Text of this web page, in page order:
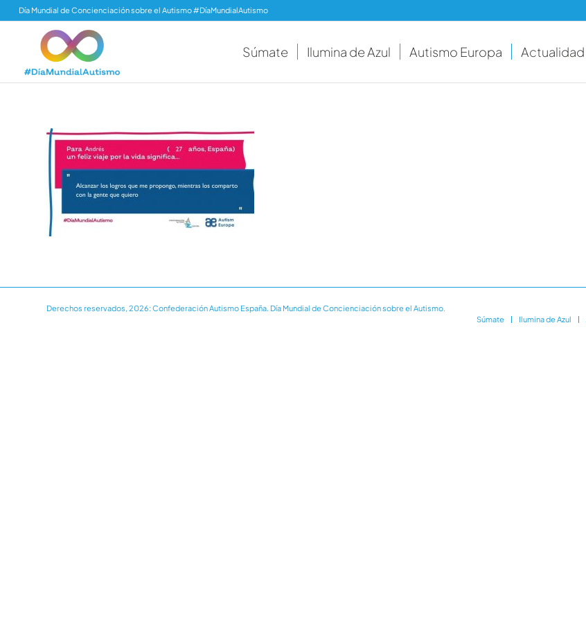
Día Mundial de Concienciación sobre el Autismo #DíaMundialAutismo
Súmate Ilumina de Azul Autismo Europa Actualidad
Derechos reservados, 2026: Confederación Autismo España. Día Mundial de Concienciación sobre el Autismo.
Súmate
Ilumina de Azul